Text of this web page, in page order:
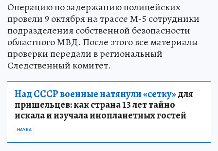
Операцию по задержанию полицейских
провели 9 октября на трассе М-5 сотрудники
подразделения собственной безопасности
областного МВД. После этого все материалы
проверки передали в региональный
Следственный комитет.
Над СССР военные натянули «сетку»для
пришельцев: как страна 13 лет тайно
искала и изучала инопланетных гостей
НАУКА